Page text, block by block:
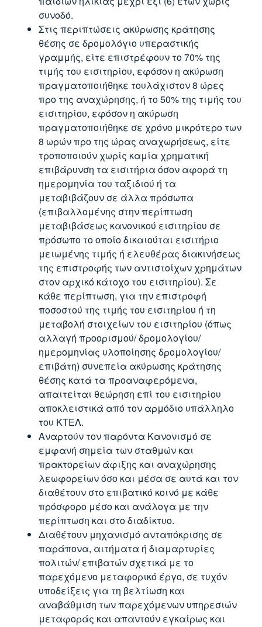
συνοδό.
Στις περιπτώσεις ακύρωσης κράτησης
θέσης σε δρομολόγιο υπεραστικής
γραμμής, είτε επιστρέφουν το 70% της
τιμής του εισιτηρίου, εφόσον η ακύρωση
πραγματοποιήθηκε τουλάχιστον 8 ώρες
προ της αναχώρησης, ή το 50% της τιμής του
εισιτηρίου, εφόσον η ακύρωση
πραγματοποιήθηκε σε χρόνο μικρότερο των
8 ωρών προ της ώρας αναχωρήσεως, είτε
τροποποιούν χωρίς καμία χρηματική
επιβάρυνση τα εισιτήρια όσον αφορά τη
ημερομηνία του ταξιδιού ή τα
μεταβιβάζουν σε άλλα πρόσωπα
(επιβαλλομένης στην περίπτωση
μεταβιβάσεως κανονικού εισιτηρίου σε
πρόσωπο το οποίο δικαιούται εισιτήριο
μειωμένης τιμής ή ελευθέρας διακινήσεως
της επιστροφής των αντιστοίχων χρημάτων
στον αρχικό κάτοχο του εισιτηρίου). Σε
κάθε περίπτωση, για την επιστροφή
ποσοστού της τιμής του εισιτηρίου ή τη
μεταβολή στοιχείων του εισιτηρίου (όπως
αλλαγή προορισμού/ δρομολογίου/
ημερομηνίας υλοποίησης δρομολογίου/
επιβάτη) συνεπεία ακύρωσης κράτησης
θέσης κατά τα προαναφερόμενα,
απαιτείται θεώρηση επί του εισιτηρίου
αποκλειστικά από τον αρμόδιο υπάλληλο
του ΚΤΕΛ.
Αναρτούν τον παρόντα Κανονισμό σε
εμφανή σημεία των σταθμών και
πρακτορείων άφιξης και αναχώρησης
λεωφορείων όσο και μέσα σε αυτά και τον
διαθέτουν στο επιβατικό κοινό με κάθε
πρόσφορο μέσο και ανάλογα με την
περίπτωση και στο διαδίκτυο.
Διαθέτουν μηχανισμό ανταπόκρισης σε
παράπονα, αιτήματα ή διαμαρτυρίες
πολιτών/ επιβατών σχετικά με το
παρεχόμενο μεταφορικό έργο, σε τυχόν
υποδείξεις για τη βελτίωση και
αναβάθμιση των παρεχόμενων υπηρεσιών
μεταφοράς και απαντούν εγκαίρως και